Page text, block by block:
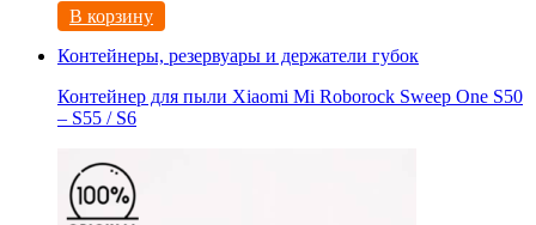
В корзину
Контейнеры, резервуары и держатели губок
Контейнер для пыли Xiaomi Mi Roborock Sweep One S50
– S55 / S6